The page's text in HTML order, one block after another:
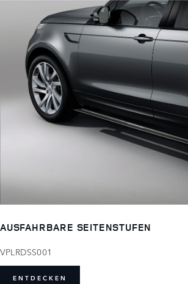
AUSFAHRBARE SEITENSTUFEN
VPLRDSS001
ENTDECKEN